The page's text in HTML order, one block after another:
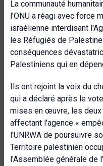
La communauté
l'ONU a réagi avec force
israélienne interdisant
les Réfugiés de
conséquences
Palestiniens qui en
Ils ont rejoint la voix du
qui a déclaré après le
mises en œuvre, les
affectant l'agence «
l'UNRWA de poursuivre
Territoire palestinien
l'Assemblée générale de